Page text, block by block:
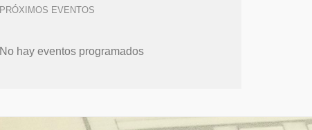
PRÓXIMOS EVENTOS
No hay eventos programados